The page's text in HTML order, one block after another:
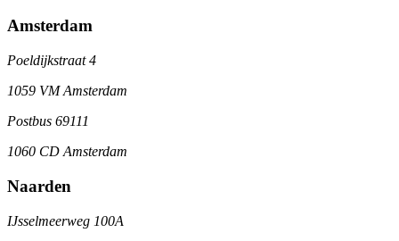
Amsterdam
Poeldijkstraat 4
1059 VM Amsterdam
Postbus 69111
1060 CD Amsterdam
Naarden
IJsselmeerweg 100A